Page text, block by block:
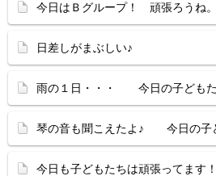
今日はＢグループ！ 頑張ろうね。
日差しがまぶしい♪
雨の１日・・・ 今日の子ども
琴の音も聞こえたよ♪ 今日の子
今日も子どもたちは頑張ってます！